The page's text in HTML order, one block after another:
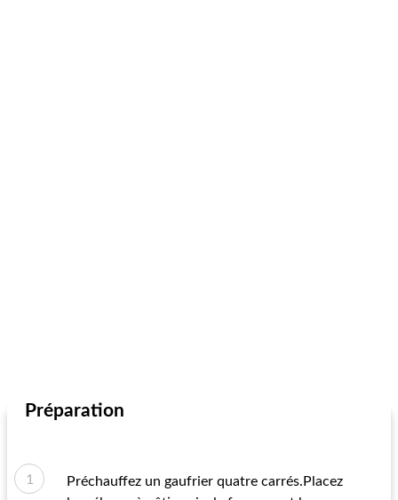
Préparation
Préchauffez un gaufrier quatre carrés.Placez